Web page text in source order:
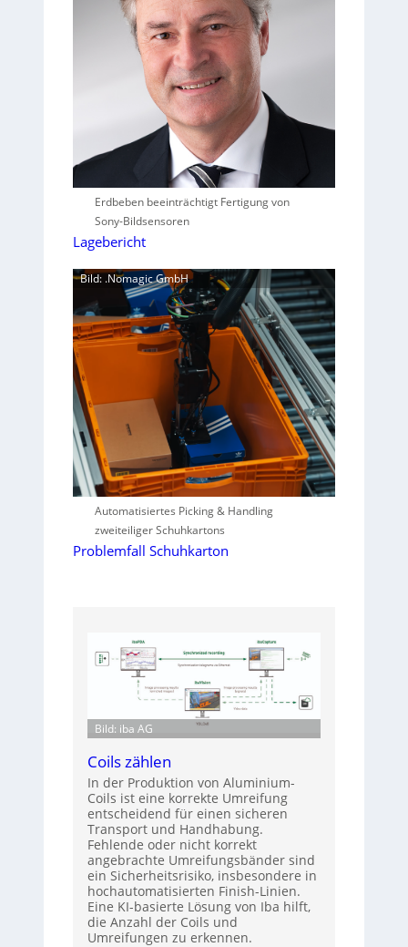
Erdbeben beeinträchtigt Fertigung von
Sony-Bildsensoren
Lagebericht
Bild: .Nomagic GmbH
Automatisiertes Picking & Handling
zweiteiliger Schuhkartons
Problemfall Schuhkarton
Bild: iba AG
Coils zählen
In der Produktion von Aluminium-
Coils ist eine korrekte Umreifung
entscheidend für einen sicheren
Transport und Handhabung.
Fehlende oder nicht korrekt
angebrachte Umreifungsbänder sind
ein Sicherheitsrisiko, insbesondere in
hochautomatisierten Finish-Linien.
Eine KI-basierte Lösung von Iba hilft,
die Anzahl der Coils und
Umreifungen zu erkennen.